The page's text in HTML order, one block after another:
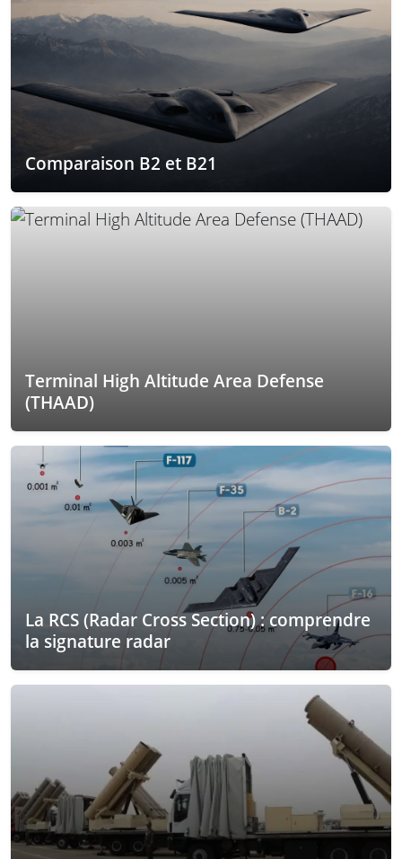
Comparaison B2 et B21
Terminal High Altitude Area Defense
(THAAD)
La RCS (Radar Cross Section) : comprendre
la signature radar